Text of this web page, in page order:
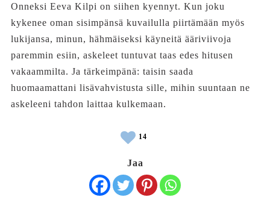
Onneksi Eeva Kilpi on siihen kyennyt. Kun joku
kykenee oman sisimpänsä kuvailulla piirtämään myös
lukijansa, minun, hähmäiseksi käyneitä ääriviivoja
paremmin esiin, askeleet tuntuvat taas edes hitusen
vakaammilta. Ja tärkeimpänä: taisin saada
huomaamattani lisävahvistusta sille, mihin suuntaan ne
askeleeni tahdon laittaa kulkemaan.
14
Jaa